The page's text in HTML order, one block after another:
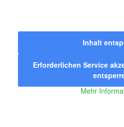
Inhalt
Erforderlichen Service
Mehr